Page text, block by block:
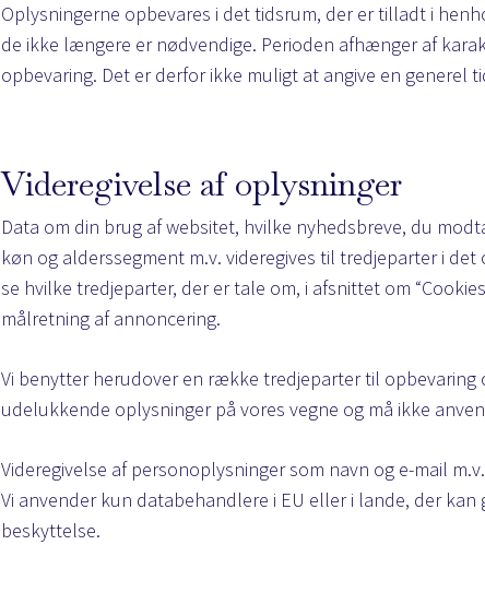
Oplysningerne opbevares i det tidsrum, der er tilladt i
de ikke længere er nødvendige. Perioden afhænger af
opbevaring. Det er derfor ikke muligt at angive en generel
Videregivelse af oplysninger
Data om din brug af websitet, hvilke nyhedsbreve, du
køn og alderssegment m.v. videregives til tredjeparter i
se hvilke tredjeparter, der er tale om, i afsnittet om
målretning af annoncering.
Vi benytter herudover en række tredjeparter til opbevaring
udelukkende oplysninger på vores vegne og må ikke
Videregivelse af personoplysninger som navn og e-mail
Vi anvender kun databehandlere i EU eller i lande, der
beskyttelse.